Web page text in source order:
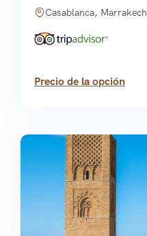
Casablanca, Marrakech
Precio de la opción